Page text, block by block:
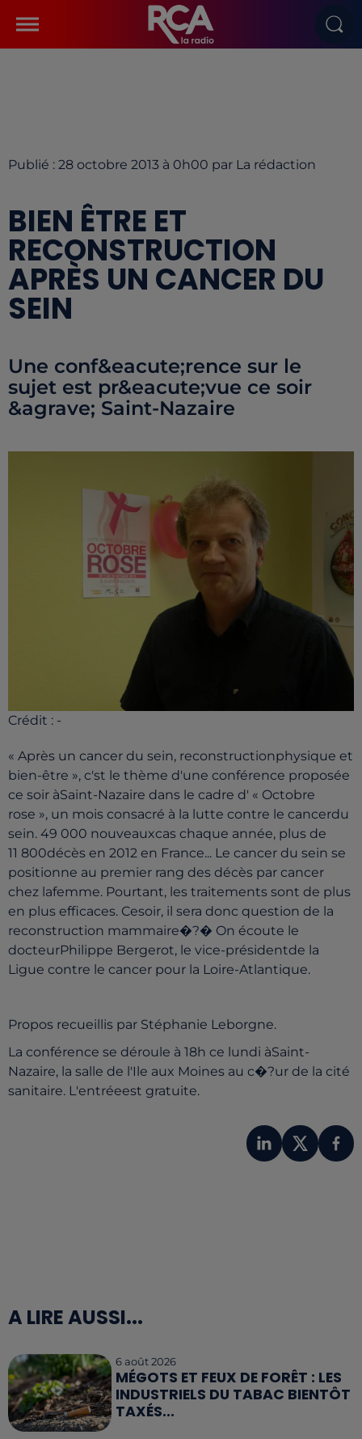
Publié : 28 octobre 2013 à 0h00 par La rédaction
BIEN ÊTRE ET
RECONSTRUCTION
APRÈS UN CANCER DU
SEIN
Une conf&eacute;rence sur le
sujet est pr&eacute;vue ce soir
&agrave; Saint-Nazaire
Crédit : -
« Après un cancer du sein, reconstructionphysique et
bien-être », c'st le thème d'une conférence proposée
ce soir àSaint-Nazaire dans le cadre d' « Octobre
rose », un mois consacré à la lutte contre le cancerdu
sein. 49 000 nouveauxcas chaque année, plus de
11 800décès en 2012 en France... Le cancer du sein se
positionne au premier rang des décès par cancer
chez lafemme. Pourtant, les traitements sont de plus
en plus efficaces. Cesoir, il sera donc question de la
reconstruction mammaire�?� On écoute le
docteurPhilippe Bergerot, le vice-présidentde la
Ligue contre le cancer pour la Loire-Atlantique.
Propos recueillis par Stéphanie Leborgne.
La conférence se déroule à 18h ce lundi àSaint-
Nazaire, la salle de l'Ile aux Moines au c�?ur de la cité
sanitaire. L'entréeest gratuite.
A LIRE AUSSI...
6 août 2026
MÉGOTS ET FEUX DE FORÊT : LES
INDUSTRIELS DU TABAC BIENTÔT
TAXÉS...